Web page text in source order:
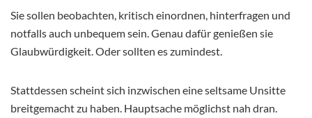
Sie sollen beobachten, kritisch einordnen, hinterfragen und
notfalls auch unbequem sein. Genau dafür genießen sie
Glaubwürdigkeit. Oder sollten es zumindest.
Stattdessen scheint sich inzwischen eine seltsame Unsitte
breitgemacht zu haben. Hauptsache möglichst nah dran.